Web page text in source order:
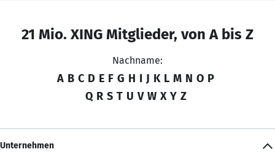
21 Mio. XING Mitglieder, von A bis Z
Nachname:
A B C D E F G H I J K L M N O P
Q R S T U V W X Y Z
Unternehmen